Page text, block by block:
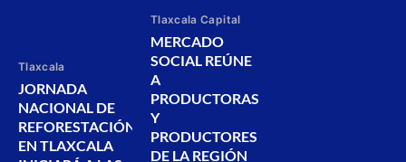
Tlaxcala
JORNADA
NACIONAL DE
REFORESTACIÓN
EN TLAXCALA
Tlaxcala Capital
MERCADO
SOCIAL REÚNE
A
PRODUCTORAS
Y
PRODUCTORES
DE LA REGIÓN